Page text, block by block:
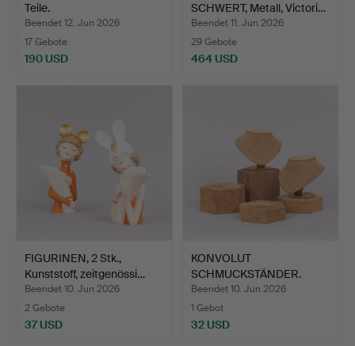
Teile.
Beendet 12. Jun 2026
17 Gebote
190 USD
SCHWERT, Metall, Victori…
Beendet 11. Jun 2026
29 Gebote
464 USD
FIGURINEN, 2 Stk.,
Kunststoff, zeitgenössi…
Beendet 10. Jun 2026
2 Gebote
37 USD
KONVOLUT
SCHMUCKSTÄNDER.
Beendet 10. Jun 2026
1 Gebot
32 USD